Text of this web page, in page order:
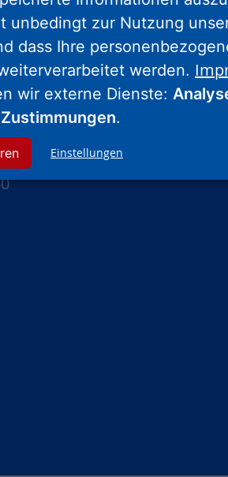
Informationen.
und
Hessen mbH
unbedingt zur Nutzung
dass Ihre
werden.
wir externe Dienste:
.
Einstellungen